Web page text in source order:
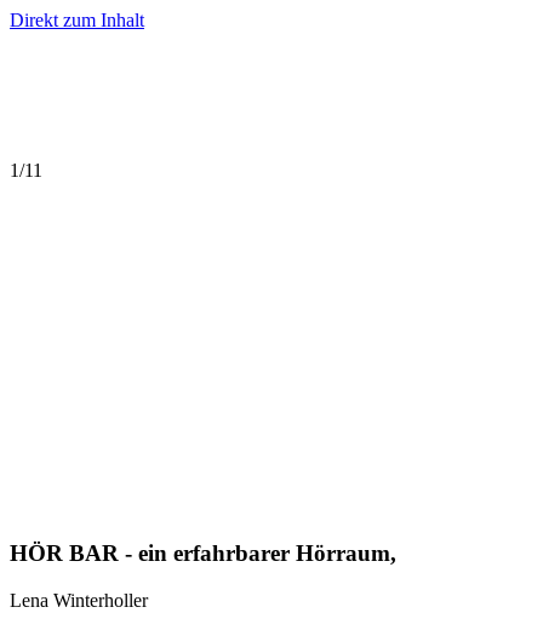
Direkt zum Inhalt
1/11
HÖR BAR - ein erfahrbarer Hörraum,
Lena Winterholler